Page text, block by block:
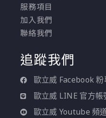
服務項目
加入我們
聯絡我們
追蹤我們
歐立威 Facebook 粉
歐立威 LINE 官方帳
歐立威 Youtube 頻